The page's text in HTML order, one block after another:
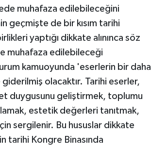
muhafaza edilebileceğini
geçmişte de bir kısım tarihi
yaptığı dikkate alınınca söz
muhafaza edilebileceği
kamuoyunda 'eserlerin bir daha
olacaktır. Tarihi eserler,
duygusunu geliştirmek, toplumu
estetik değerleri tanıtmak,
sergilenir. Bu hususlar dikkate
tarihi Kongre Binasında